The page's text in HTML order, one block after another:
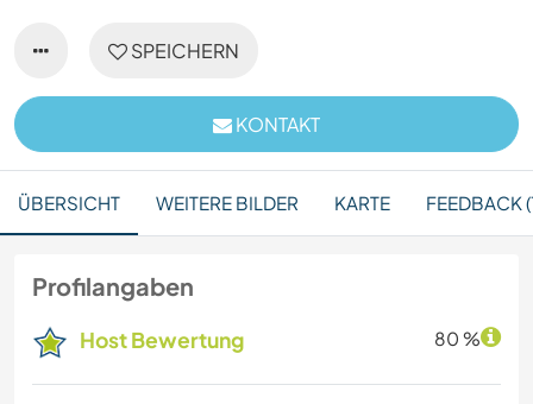
SPEICHERN
KONTAKT
ÜBERSICHT WEITERE BILDER KARTE FEEDBACK
Profilangaben
Host Bewertung 80 %